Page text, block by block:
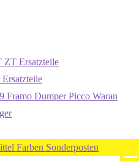
ZT Ersatzteile
Framo Dumper Picco Waran
Farben Sonderposten